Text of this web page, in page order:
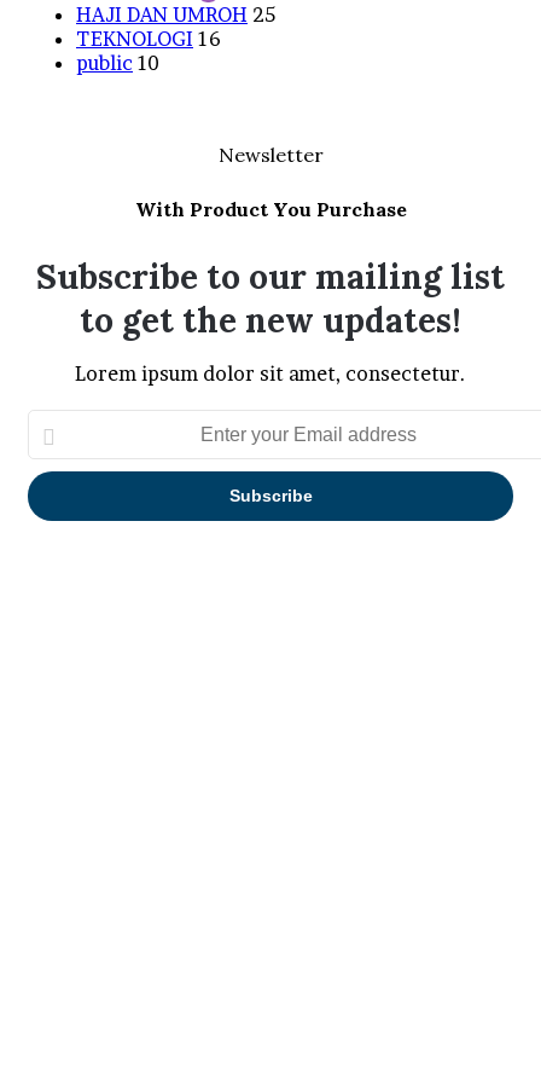
HAJI DAN UMROH 25
TEKNOLOGI 16
public 10
Newsletter
With Product You Purchase
Subscribe to our mailing list
to get the new updates!
Lorem ipsum dolor sit amet, consectetur.
Enter
your
Email
address